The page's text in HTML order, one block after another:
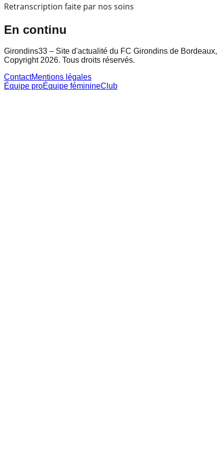
Retranscription faite par nos soins
En continu
Girondins33 – Site d'actualité du FC Girondins de Bordeaux,
Copyright 2026. Tous droits réservés.
ContactMentions légales
Équipe proÉquipe féminineClub